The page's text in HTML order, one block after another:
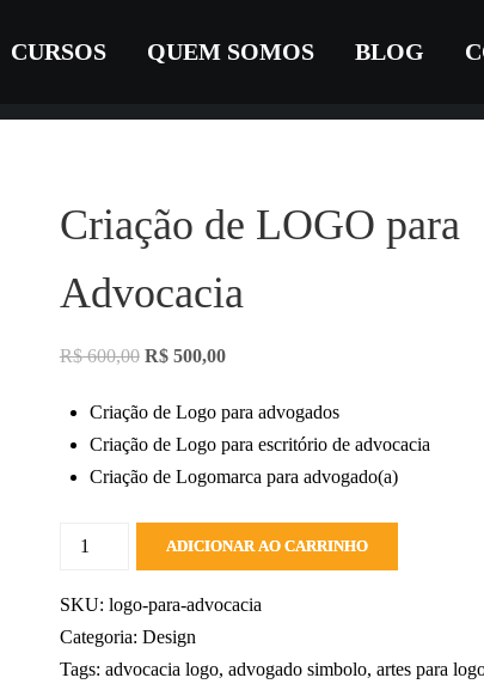
CURSOS QUEM SOMOS BLOG
Criação de LOGO para
Advocacia
R$600,00 R$500,00
Criação de Logo para advogados
Criação de Logo para escritório de advocacia
Criação de Logomarca para advogado(a)
ADICIONAR AO CARRINHO
SKU: logo-para-advocacia
Categoria: Design
Tags: advocacia logo, advogado simbolo, artes para